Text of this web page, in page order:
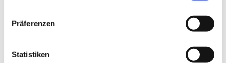
Präferenzen
Statistiken
Dies könnte Sie auch